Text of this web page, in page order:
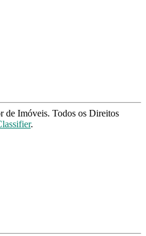
Imóveis. Todos os Direitos
.